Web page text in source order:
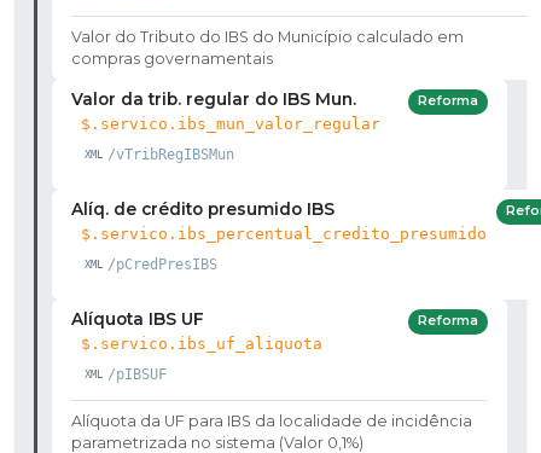
Valor do Tributo do IBS do Município calculado em
compras governamentais
Valor da trib. regular do IBS Mun.
$.servico.ibs_mun_valor_regular
/vTribRegIBSMun
Reforma
Alíq. de crédito presumido IBS
$.servico.ibs_percentual_credito_presumido
/pCredPresIBS
Alíquota IBS UF
$.servico.ibs_uf_aliquota
/pIBSUF
Reforma
Alíquota da UF para IBS da localidade de incidência
parametrizada no sistema (Valor 0,1%)